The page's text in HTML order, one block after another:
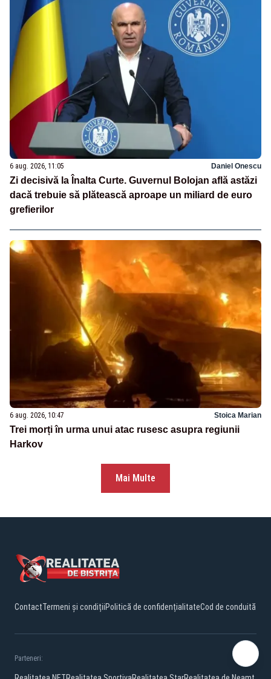
6 aug. 2026, 11:05 Daniel Onescu
Zi decisivă la Înalta Curte. Guvernul Bolojan află astăzi
dacă trebuie să plătească aproape un miliard de euro
grefierilor
6 aug. 2026, 10:47 Stoica Marian
Trei morți în urma unui atac rusesc asupra regiunii
Harkov
Mai Multe
ContactTermeni și condițiiPolitică de confidențialitateCod de conduită
Parteneri: